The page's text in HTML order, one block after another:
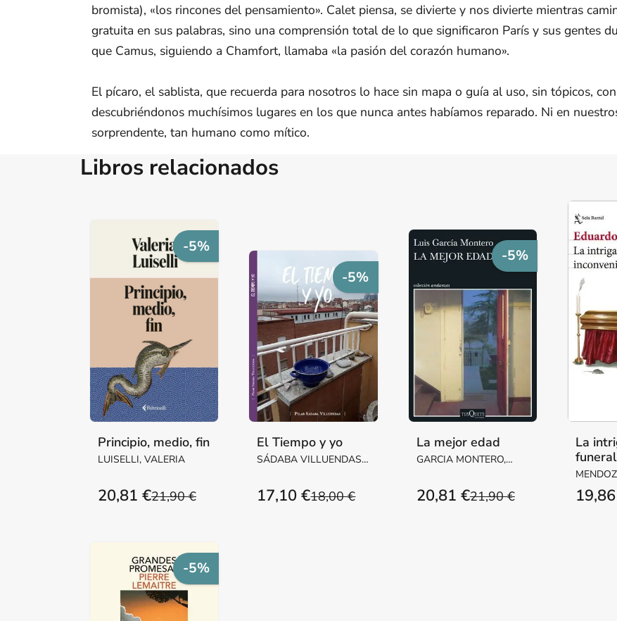
bromista), «los rincones del pensamiento». Calet piensa, se divierte y nos divierte mientras
gratuita en sus palabras, sino una comprensión total de lo que significaron París y sus gentes
que Camus, siguiendo a Chamfort, llamaba «la pasión del corazón humano».
El pícaro, el sablista, que recuerda para nosotros lo hace sin mapa o guía al uso, sin tópicos,
descubriéndonos muchísimos lugares en los que nunca antes habíamos reparado. Ni en
sorprendente, tan humano como mítico.
Libros relacionados
-5%
Principio, medio, fin
LUISELLI, VALERIA
21,90 €
20,81 €
-5%
El Tiempo y yo
SÁDABA VILLUENDAS,
18,00 €
17,10 €
-5%
La mejor edad
GARCIA MONTERO,
21,90 €
20,81 €
La
funeral
-5%